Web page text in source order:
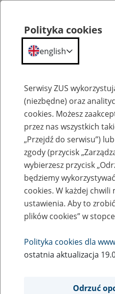
Okienko Górnicze
Inne
Okienko Górnicze 2026
Polityka cookies
english
Serwisy ZUS
(niezbędne) oraz
cookies. Możesz
przez nas wszystkich
„Przejdź do serwisu”)
zgody (przycisk
wybierzesz przycisk
będziemy
cookies. W każdej chwili
ustawienia. Aby to
plików cookies” w
Polityka cookies dla
ostatnia aktualizacja
Odrzuć